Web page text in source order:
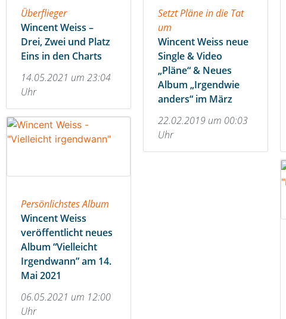
Überflieger
Wincent Weiss –
Drei, Zwei und Platz
Eins in den Charts
14.05.2021 um 23:04
Uhr
Persönlichstes Album
Wincent Weiss
veröffentlicht neues
Album “Vielleicht
Irgendwann” am 14.
Mai 2021
06.05.2021 um 12:00
Uhr
Setzt Pläne in die Tat
um
Wincent Weiss neue
Single & Video
„Pläne“ & Neues
Album „Irgendwie
anders“ im März
22.02.2019 um 00:03
Uhr